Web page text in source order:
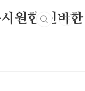
원한 신비한